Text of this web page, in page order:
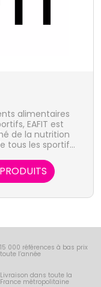
alimentaires
EAFIT est
de la nutrition
tous les sportifs,
Musculaire,
Active.
15 000 références à bas prix
toute l’année
Livraison dans toute la
France métropolitaine